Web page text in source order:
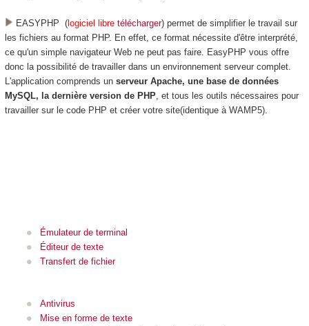
EASYPHP (logiciel libre télécharger) permet de simplifier le travail sur
les fichiers au format PHP. En effet, ce format nécessite d'être interprété,
ce qu'un simple navigateur Web ne peut pas faire. EasyPHP vous offre
donc la possibilité de travailler dans un environnement serveur complet.
L'application comprends un serveur Apache, une base de données
MySQL, la dernière version de PHP, et tous les outils nécessaires pour
travailler sur le code PHP et créer votre site(identique à WAMP5).
Émulateur de terminal
Éditeur de texte
Transfert de fichier
Antivirus
Mise en forme de texte